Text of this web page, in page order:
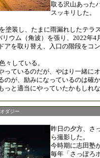
取る沢山あった
スッキリした。
塗装し、たまに雨漏れしたテラ
ウム（角波）を張り、2022年4
アを取り替え、入口の階段をコ
々している。
っているのだが、やはり一緒に
が、励みになっているのは確か
と適当にやっていたかもしれな
ダジー
昨日の夕方、さ
ら撮影した。
今時期に志田塾
毎年「さっぽろ